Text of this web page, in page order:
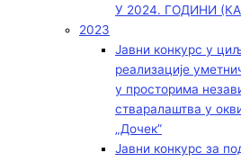
У 2024. ГОДИНИ
2023
Јавни конкурс у
реализације
у просторима
стваралаштва у
„Дочек”
Јавни конкурс за